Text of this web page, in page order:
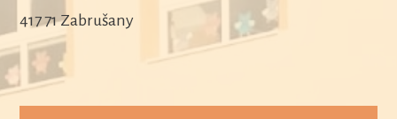
417 71 Zabrušany